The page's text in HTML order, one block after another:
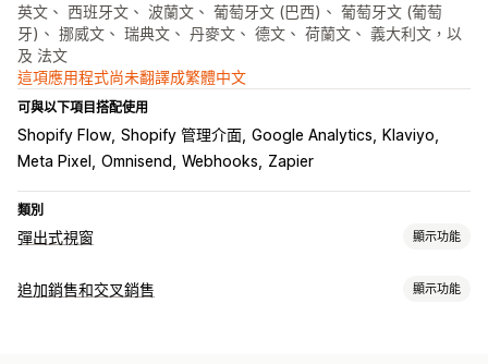
英文、 西班牙文、 波蘭文、 葡萄牙文 (巴西)、 葡萄牙文 (葡萄
牙)、 挪威文、 瑞典文、 丹麥文、 德文、 荷蘭文、 義大利文，以
及 法文
這項應用程式尚未翻譯成繁體中文
可與以下項目搭配使用
Shopify Flow Shopify 管理介面 Google Analytics
Klaviyo
Meta Pixel
Omnisend Webhooks Zapier
類別
彈出式視窗 顯示功能
彈出式視窗類型
追加銷售和交叉銷售 顯示功能